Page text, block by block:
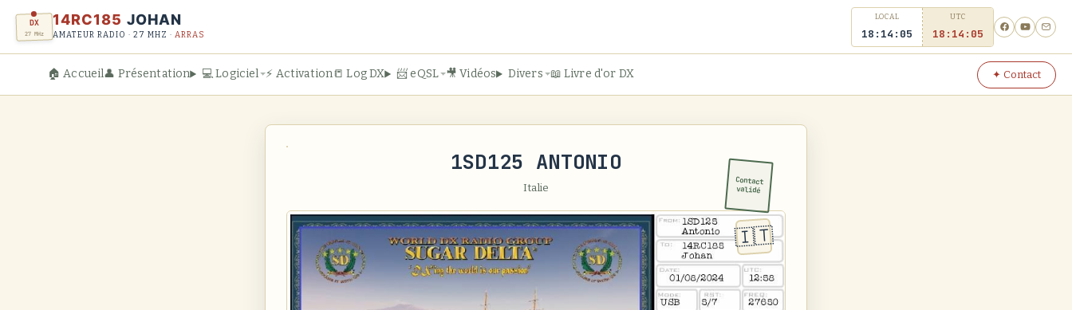
DX
27 MHz
14RC185 JOHAN
AMATEUR RADIO · 27 MHZ · ARRAS
LOCAL
18:14:05
UTC
18 14 05
🏠 Accueil👤 Présentation 💻 Logiciel ⚡ Activation📒 Log DX 📨 eQSL 🎥 Vidéos Divers 📖 Livre d'or DX ✦ Contact
🇮🇹
Contact
validé
1SD125 ANTONIO
Italie